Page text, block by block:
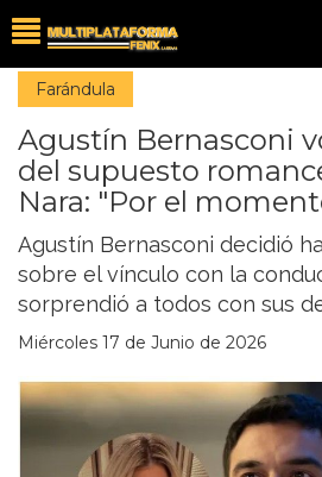
Farándula
Agustín Bernasconi
del supuesto
Nara: "Por el
Agustín Bernasconi decidió
sobre el vínculo con la
sorprendió a todos con sus
Miércoles 17 de Junio de 2026